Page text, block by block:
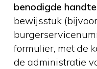
benodigde
bewijsstuk
formulier, met de
de administratie